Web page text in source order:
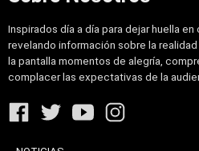
Inspirados día a día para dejar huella en
revelando información sobre la
la pantalla momentos de alegría,
complacer las expectativas de la